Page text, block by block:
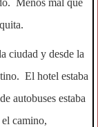
Menos mal que
ciudad y desde la
El hotel estaba
autobuses estaba
camino,